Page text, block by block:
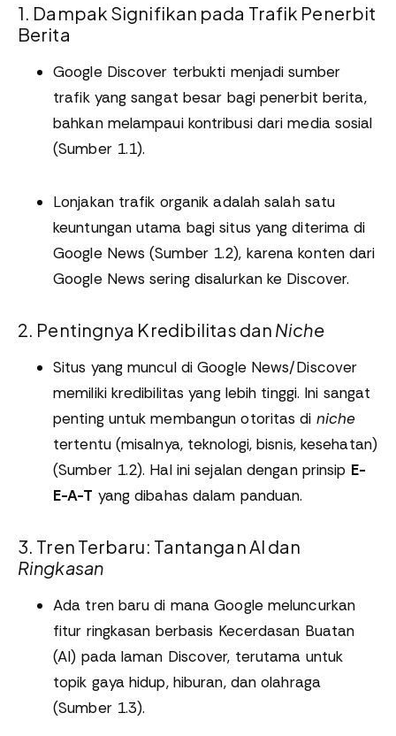
1. Dampak Signifikan pada Trafik Penerbit
Berita
Google Discover terbukti menjadi sumber
trafik yang sangat besar bagi penerbit berita,
bahkan melampaui kontribusi dari media sosial
(Sumber 1.1).
Lonjakan trafik organik adalah salah satu
keuntungan utama bagi situs yang diterima di
Google News (Sumber 1.2), karena konten dari
Google News sering disalurkan ke Discover.
2. Pentingnya Kredibilitas dan Niche
Situs yang muncul di Google News/Discover
memiliki kredibilitas yang lebih tinggi. Ini sangat
penting untuk membangun otoritas di niche
tertentu (misalnya, teknologi, bisnis, kesehatan)
(Sumber 1.2). Hal ini sejalan dengan prinsip E-
E-A-T yang dibahas dalam panduan.
3. Tren Terbaru: Tantangan AI dan
Ringkasan
Ada tren baru di mana Google meluncurkan
fitur ringkasan berbasis Kecerdasan Buatan
(AI) pada laman Discover, terutama untuk
topik gaya hidup, hiburan, dan olahraga
(Sumber 1.3).